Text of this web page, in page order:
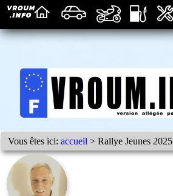
Vous êtes ici:accueil > Rallye Jeunes 2025